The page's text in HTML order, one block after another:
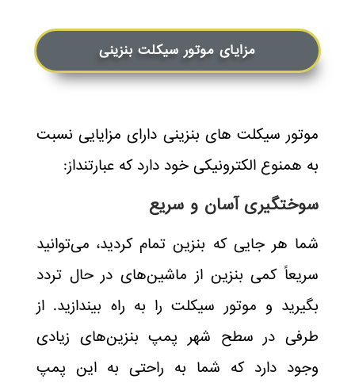
مزایای موتور سیکلت بنزینی
موتور سیکلت های بنزینی دارای مزایایی نسبت
به همنوع الکترونیکی خود دارد که عبارتنداز:
سوختگیری آسان و سریع
شما هر جایی که بنزین تمام کردید، می‌توانید
سریعاً کمی بنزین از ماشین‌های در حال تردد
بگیرید و موتور سیکلت را به راه بیندازید. از
طرفی در سطح شهر پمپ بنزین‌های زیادی
وجود دارد که شما به راحتی به این پمپ